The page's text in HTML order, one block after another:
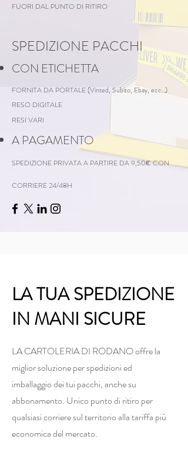
FUORI DAL PUNTO DI RITIRO ​
SPEDIZIONE PACCHI
CON ETICHETTA
FORNITA DA PORTALE (Vinted, Subito, Ebay, ecc..)
RESO DIGITALE
RESI VARI
A PAGAMENTO
SPEDIZIONE PRIVATA A PARTIRE DA 9,50€ CON
CORRIERE 24/48H
LA TUA SPEDIZIONE
IN MANI SICURE
LA CARTOLERIA DI RODANO offre la
miglior soluzione per spedizioni ed
imballaggio dei tui pacchi, anche su
abbonamento. Unico punto di ritiro per
qualsiasi corriere sul territorio alla tariffa più
economica del mercato.